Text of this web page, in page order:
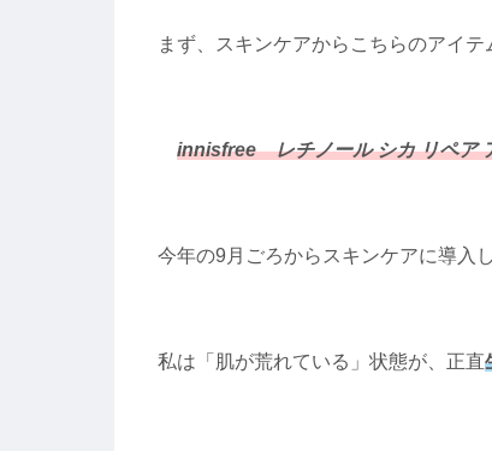
まず、スキンケアからこちらのアイテ
innisfree レチノール シカ リペア
今年の9月ごろからスキンケアに導入し
私は「肌が荒れている」状態が、正直